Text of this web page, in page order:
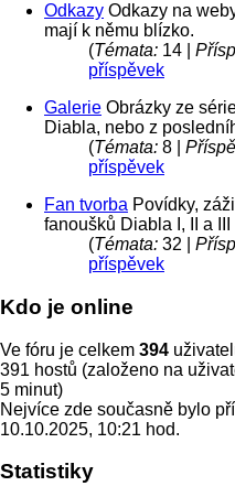
Odkazy Odkazy na
mají k němu blízko.
(Témata: 14 |
příspěvek
Galerie Obrázky ze
Diabla, nebo z
(Témata: 8 |
příspěvek
Fan tvorba Povídky,
fanoušků Diabla I, II a III
(Témata: 32 |
příspěvek
Kdo je online
Ve fóru je celkem 394
391 hostů (založeno na
5 minut)
Nejvíce zde současně bylo
10.10.2025, 10:21 hod.
Statistiky